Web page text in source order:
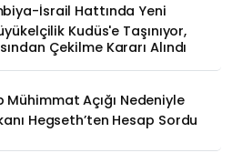
İsrail Hattında Yeni
Kudüs'e Taşınıyor,
Çekilme Kararı Alındı
Mühimmat Açığı Nedeniyle
Hegseth’ten Hesap Sordu